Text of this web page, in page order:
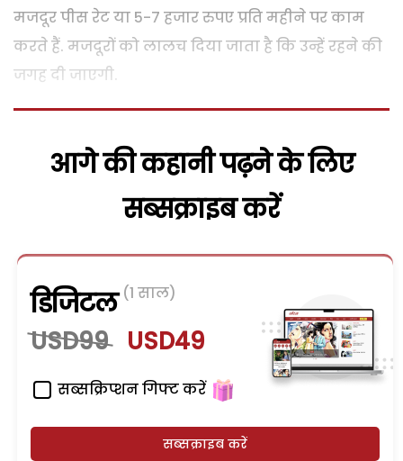
मजदूर पीस रेट या 5-7 हजार रुपए प्रति महीने पर काम
करते हैं. मजदूरों को लालच दिया जाता है कि उन्हें रहने की
जगह दी जाएगी.
आगे की कहानी पढ़ने के लिए
सब्सक्राइब करें
डिजिटल (1 साल)
USD99 USD49
सब्सक्रिप्शन गिफ्ट करें
सब्सक्राइब करें